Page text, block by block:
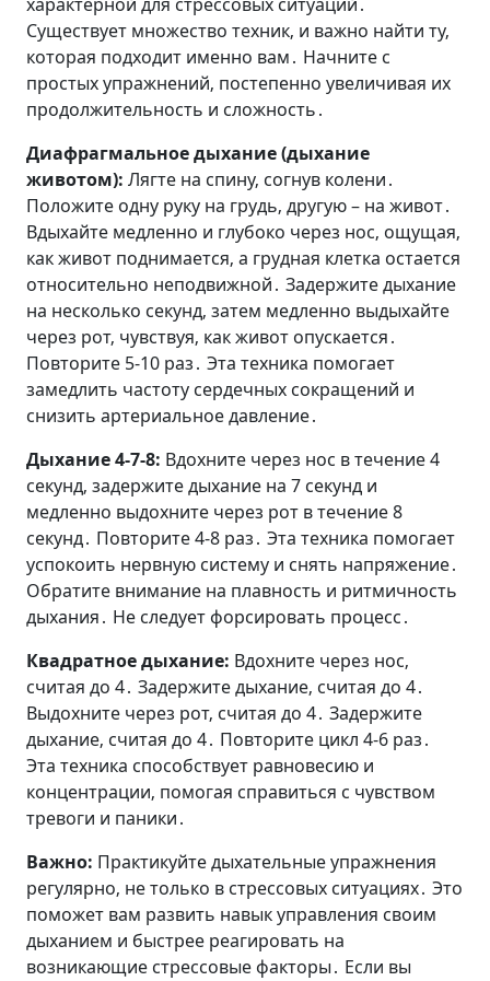
Существует множество техник‚ и важно найти ту‚
которая подходит именно вам․ Начните с
простых упражнений‚ постепенно увеличивая их
продолжительность и сложность․
Диафрагмальное дыхание (дыхание
животом): Лягте на спину‚ согнув колени․
Положите одну руку на грудь‚ другую – на живот․
Вдыхайте медленно и глубоко через нос‚ ощущая‚
как живот поднимается‚ а грудная клетка остается
относительно неподвижной․ Задержите дыхание
на несколько секунд‚ затем медленно выдыхайте
через рот‚ чувствуя‚ как живот опускается․
Повторите 5-10 раз․ Эта техника помогает
замедлить частоту сердечных сокращений и
снизить артериальное давление․
Дыхание 4-7-8: Вдохните через нос в течение 4
секунд‚ задержите дыхание на 7 секунд и
медленно выдохните через рот в течение 8
секунд․ Повторите 4-8 раз․ Эта техника помогает
успокоить нервную систему и снять напряжение․
Обратите внимание на плавность и ритмичность
дыхания․ Не следует форсировать процесс․
Квадратное дыхание: Вдохните через нос‚
считая до 4․ Задержите дыхание‚ считая до 4․
Выдохните через рот‚ считая до 4․ Задержите
дыхание‚ считая до 4․ Повторите цикл 4-6 раз․
Эта техника способствует равновесию и
концентрации‚ помогая справиться с чувством
тревоги и паники․
Важно: Практикуйте дыхательные упражнения
регулярно‚ не только в стрессовых ситуациях․ Это
поможет вам развить навык управления своим
дыханием и быстрее реагировать на
возникающие стрессовые факторы․ Если вы